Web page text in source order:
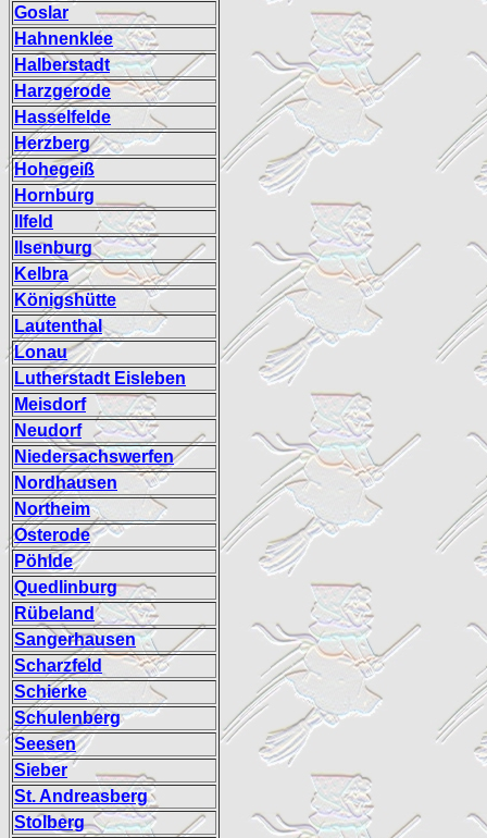
Goslar
Hahnenklee
Halberstadt
Harzgerode
Hasselfelde
Herzberg
Hohegeiß
Hornburg
Ilfeld
Ilsenburg
Kelbra
Königshütte
Lautenthal
Lonau
Lutherstadt Eisleben
Meisdorf
Neudorf
Niedersachswerfen
Nordhausen
Northeim
Osterode
Pöhlde
Quedlinburg
Rübeland
Sangerhausen
Scharzfeld
Schierke
Schulenberg
Seesen
Sieber
St. Andreasberg
Stolberg